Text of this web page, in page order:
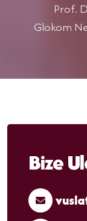
Prof.
Glokom
Bize